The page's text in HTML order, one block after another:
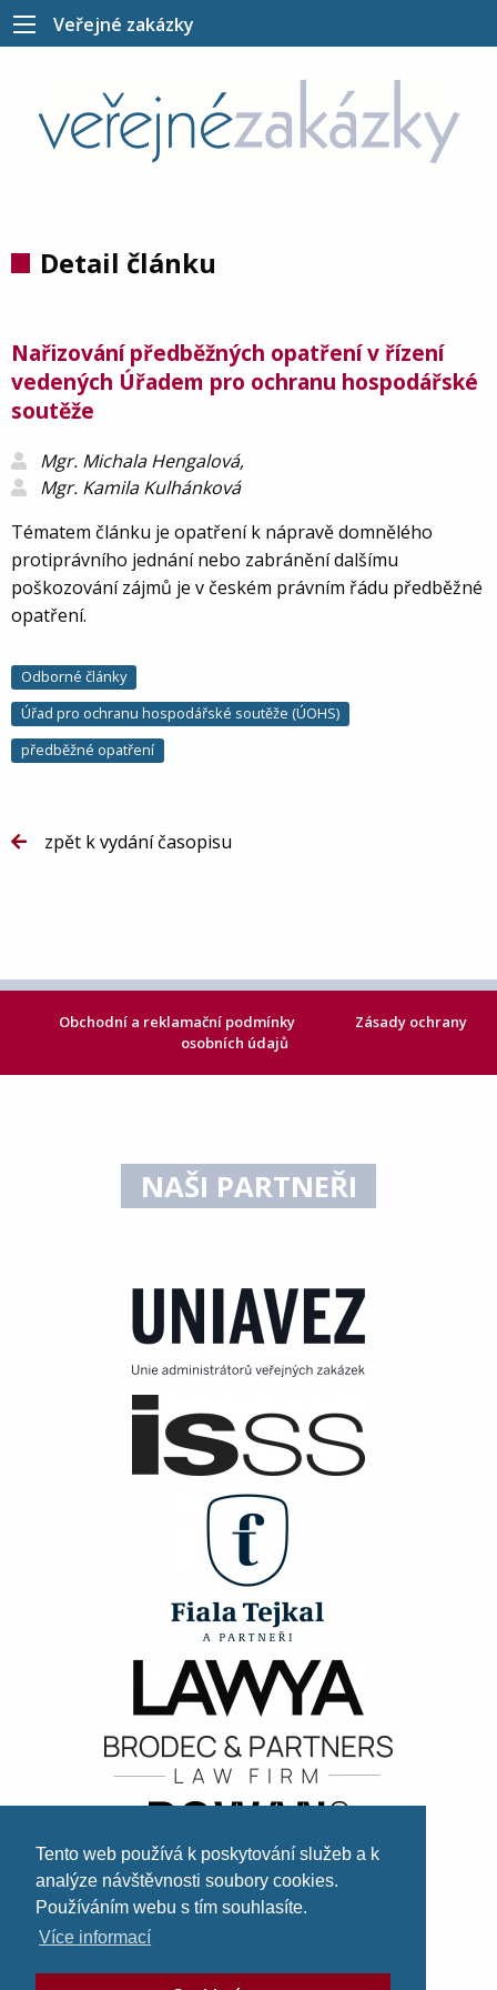
Tento web používá k poskytování služeb a k
analýze návštěvnosti soubory cookies.
Používáním webu s tím souhlasíte.
Více informací
Veřejné zakázky
Detail článku
Nařizování předběžných opatření v řízení
vedených Úřadem pro ochranu hospodářské
soutěže
Mgr. Michala Hengalová,
Mgr. Kamila Kulhánková
Tématem článku je opatření k nápravě domnělého
protiprávního jednání nebo zabránění dalšímu
poškozování zájmů je v českém právním řádu předběžné
opatření.
Odborné články
Úřad pro ochranu hospodářské soutěže (ÚOHS)
předběžné opatření
zpět k vydání časopisu
Obchodní a reklamační podmínky
Zásady ochrany
osobních údajů
NAŠI PARTNEŘI